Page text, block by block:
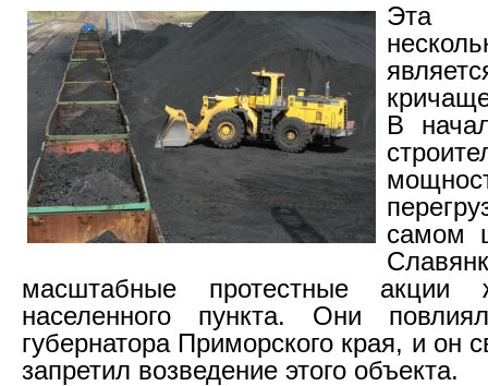
Эта
В
самом
масштабные протестные акции
населенного пункта. Они
губернатора Приморского края, и он
запретил возведение этого объекта.